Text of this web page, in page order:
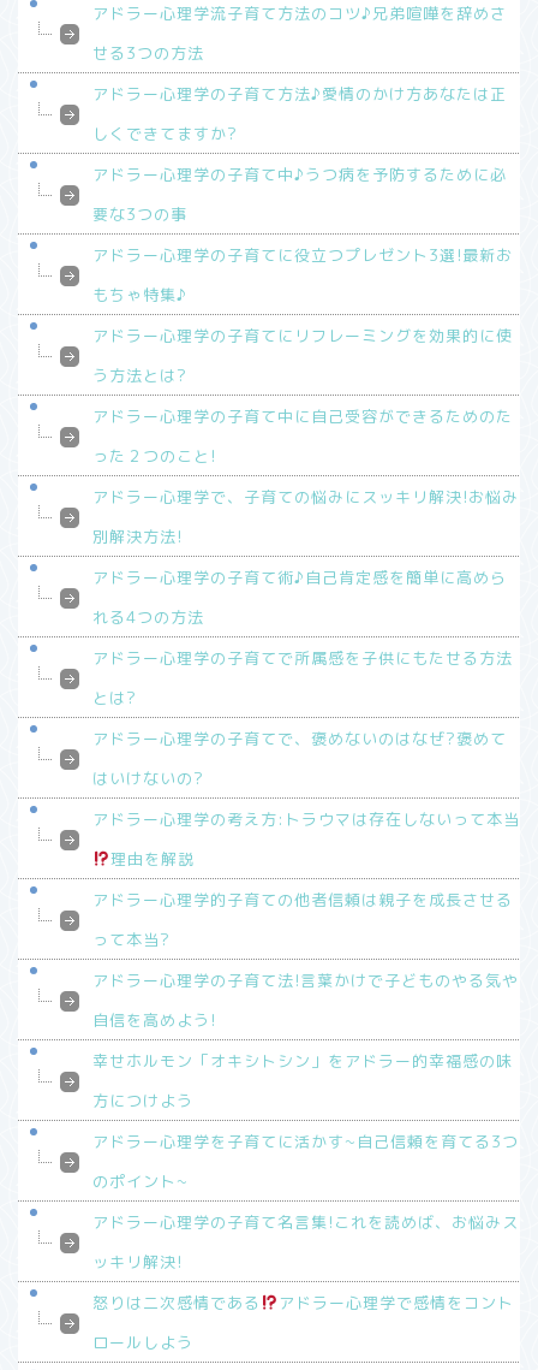
アドラー心理学流子育て方法のコツ♪兄弟喧嘩を辞めさ
せる3つの方法
アドラー心理学の子育て方法♪愛情のかけ方あなたは正
しくできてますか?
アドラー心理学の子育て中♪うつ病を予防するために必
要な3つの事
アドラー心理学の子育てに役立つプレゼント3選!最新お
もちゃ特集♪
アドラー心理学の子育てにリフレーミングを効果的に使
う方法とは?
アドラー心理学の子育て中に自己受容ができるためのた
った２つのこと!
アドラー心理学で、子育ての悩みにスッキリ解決!お悩み
別解決方法!
アドラー心理学の子育て術♪自己肯定感を簡単に高めら
れる4つの方法
アドラー心理学の子育てで所属感を子供にもたせる方法
とは?
アドラー心理学の子育てで、褒めないのはなぜ?褒めて
はいけないの?
アドラー心理学の考え方:トラウマは存在しないって本当
理由を解説
アドラー心理学的子育ての他者信頼は親子を成長させる
って本当?
アドラー心理学の子育て法!言葉かけで子どものやる気や
自信を高めよう!
幸せホルモン「オキシトシン」をアドラー的幸福感の味
方につけよう
アドラー心理学を子育てに活かす~自己信頼を育てる3つ
のポイント~
アドラー心理学の子育て名言集!これを読めば、お悩みス
ッキリ解決!
怒りは二次感情である
アドラー心理学で感情をコント
ロールしよう